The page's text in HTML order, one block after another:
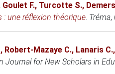
Goulet F., Turcotte S.,
: une réflexion théorique. Tréma,
, Robert-Mazaye C., Lanaris C.,
Journal for New Scholars in